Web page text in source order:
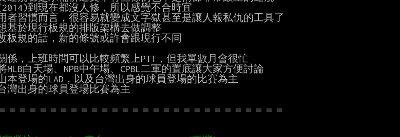
係，上班時間可以比較頻繁上PTT，但我單數月會很忙
＝＝＝＝＝＝＝＝＝＝＝＝＝＝＝＝＝＝＝＝＝＝＝＝＝＝＝